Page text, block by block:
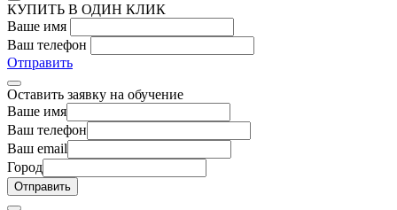
КУПИТЬ В ОДИН КЛИК
Ваше имя
Ваш телефон
Отправить
Оставить заявку на обучение
Ваше имя
Ваш телефон
Ваш email
Город